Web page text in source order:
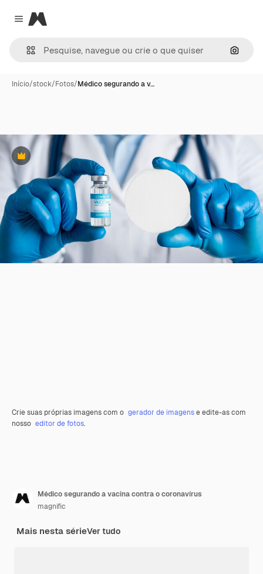
Close menu
Magnific
Início/stock/Fotos/Médico segurando a v…
Premium
Crie suas próprias imagens com o gerador de imagense edite-as com
nosso editor de fotos.
Médico segurando a vacina contra o coronavírus
magnific
Mais nesta sérieVer tudo